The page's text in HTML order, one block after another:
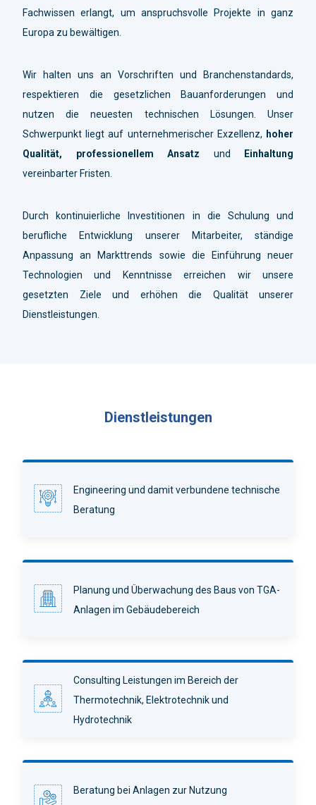
Fachwissen erlangt, um anspruchsvolle Projekte in ganz
Europa zu bewältigen.
Wir halten uns an Vorschriften und Branchenstandards,
respektieren die gesetzlichen Bauanforderungen und
nutzen die neuesten technischen Lösungen. Unser
Schwerpunkt liegt auf unternehmerischer Exzellenz, hoher
Qualität, professionellem Ansatz und
Einhaltung
vereinbarter Fristen.
Durch kontinuierliche Investitionen in die Schulung und
berufliche Entwicklung unserer Mitarbeiter, ständige
Anpassung an Markttrends sowie die Einführung neuer
Technologien und Kenntnisse erreichen wir unsere
gesetzten Ziele und erhöhen die Qualität unserer
Dienstleistungen.
Dienstleistungen
Engineering und damit verbundene technische
Beratung
Planung und Überwachung des Baus von TGA-
Anlagen im Gebäudebereich
Consulting Leistungen im Bereich der
Thermotechnik, Elektrotechnik und
Hydrotechnik
Beratung bei Anlagen zur Nutzung